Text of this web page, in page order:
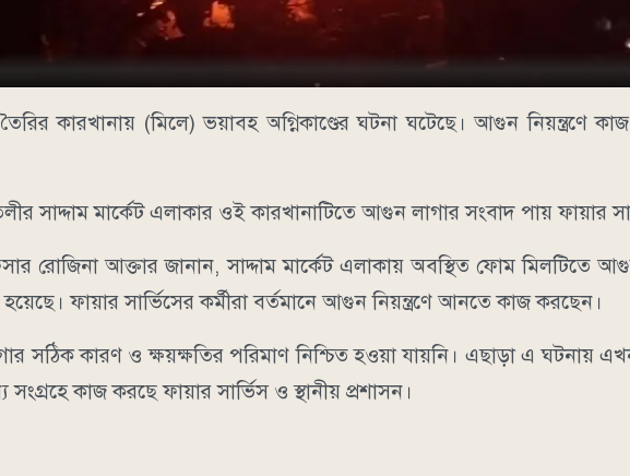
কারখানায় (মিলে) ভয়াবহ অগ্নিকাণ্ডের ঘটনা ঘটেছে। আগুন নিয়ন্ত্রণে
সাদ্দাম মার্কেট এলাকার ওই কারখানাটিতে আগুন লাগার সংবাদ পায় ফায়ার
রোজিনা আক্তার জানান, সাদ্দাম মার্কেট এলাকায় অবস্থিত ফোম মিলটিতে
ফায়ার সার্ভিসের কর্মীরা বর্তমানে আগুন নিয়ন্ত্রণে আনতে কাজ করছেন।
সঠিক কারণ ও ক্ষয়ক্ষতির পরিমাণ নিশ্চিত হওয়া যায়নি। এছাড়া এ ঘটনায়
কাজ করছে ফায়ার সার্ভিস ও স্থানীয় প্রশাসন।